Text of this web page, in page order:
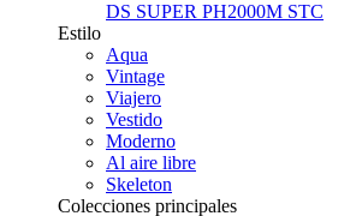
DS SUPER PH2000M STC
Estilo
Aqua
Vintage
Viajero
Vestido
Moderno
Al aire libre
Skeleton
Colecciones principales